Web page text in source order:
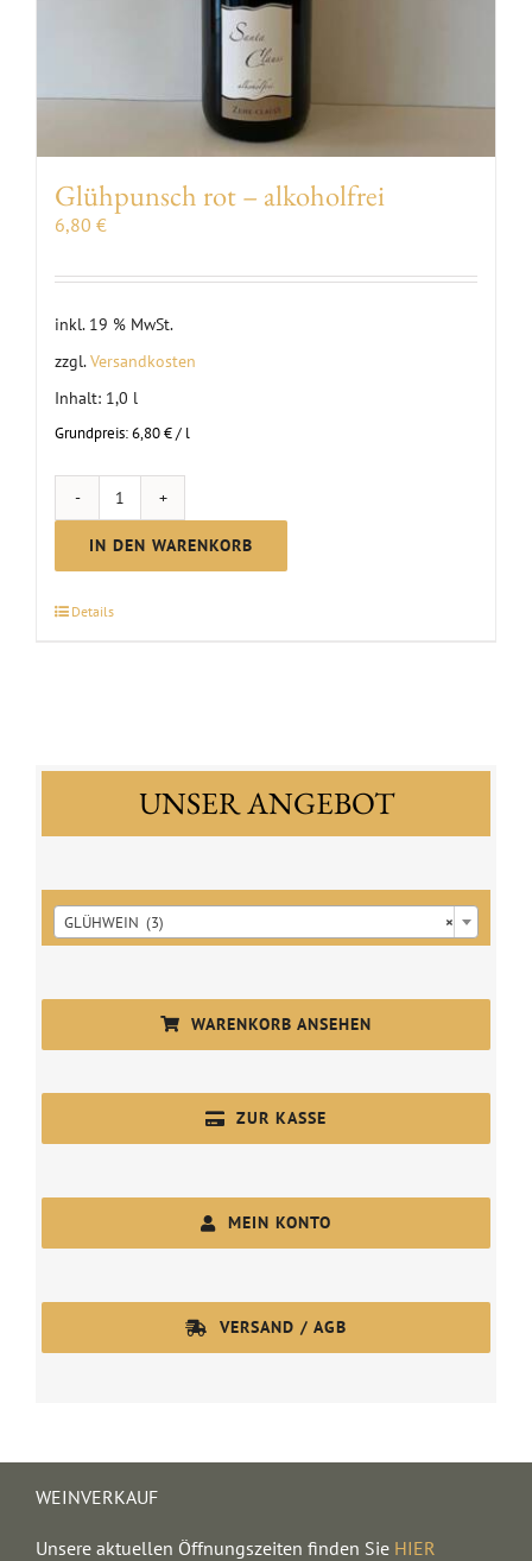
Glühpunsch rot – alkoholfrei
6,80 €
inkl. 19 % MwSt.
zzgl.Versandkosten
Inhalt: 1,0 l
Grundpreis:6,80€/ l
Glühpunsch
rot
-
IN DEN WARENKORB
Details
UNSER ANGEBOT
×
GLÜHWEIN (3)
WARENKORB ANSEHEN
ZUR KASSE
MEIN KONTO
VERSAND / AGB
WEINVERKAUF
Unsere aktuellen Öffnungszeiten finden Sie HIER